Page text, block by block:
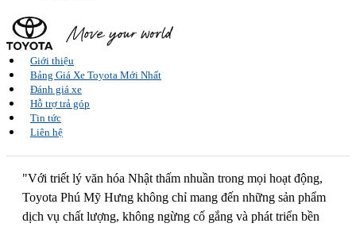
Giới thiệu
Bảng Giá Xe Toyota Mới Nhất
Đánh giá xe
Hỗ trợ trả góp
Tin tức
Liên hệ
"Với triết lý văn hóa Nhật thấm nhuần trong mọi hoạt động,
Toyota Phú Mỹ Hưng không chỉ mang đến những sản phẩm
dịch vụ chất lượng, không ngừng cố gắng và phát triển bền